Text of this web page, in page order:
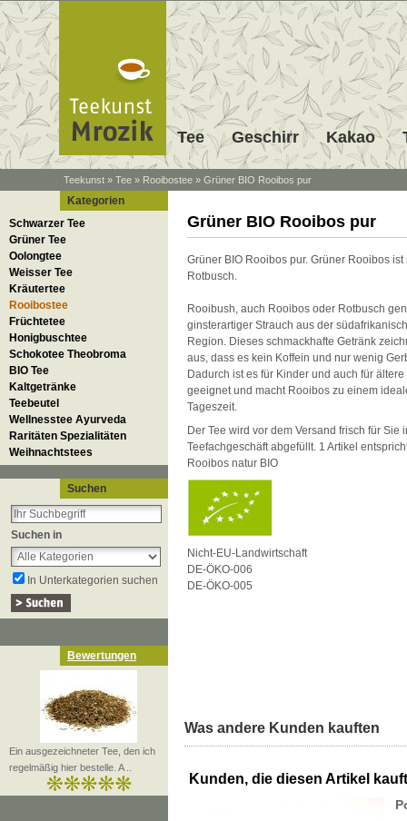
Tee Geschirr Kakao
Teekunst » Tee » Rooibostee » Grüner BIO Rooibos pur
Kategorien
Schwarzer Tee
Grüner Tee
Oolongtee
Weisser Tee
Kräutertee
Rooibostee
Früchtetee
Honigbuschtee
Schokotee Theobroma
BIO Tee
Kaltgetränke
Teebeutel
Wellnesstee Ayurveda
Raritäten Spezialitäten
Weihnachtstees
Suchen
Suchen in
In Unterkategorien suchen
Bewertungen
Ein ausgezeichneter Tee, den ich
regelmäßig hier bestelle. A ..
Grüner BIO Rooibos pur
Grüner BIO Rooibos pur. Grüner Rooibos
Rotbusch.
Rooibush, auch Rooibos oder Rotbusch
ginsterartiger Strauch aus der
Region. Dieses schmackhafte Getränk
aus, dass es kein Koffein und nur wenig
Dadurch ist es für Kinder und auch für
geeignet und macht Rooibos zu einem
Tageszeit.
Der Tee wird vor dem Versand frisch für Sie
Teefachgeschäft abgefüllt. 1 Artikel
Rooibos natur BIO
Nicht-EU-Landwirtschaft
DE-ÖKO-006
DE-ÖKO-005
Was andere Kunden kauften
Kunden, die diesen Artikel